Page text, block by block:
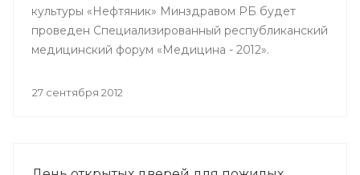
культуры «Нефтяник» Минздравом РБ будет
проведен Специализированный республиканский
медицинский форум «Медицина - 2012».
27 сентября 2012